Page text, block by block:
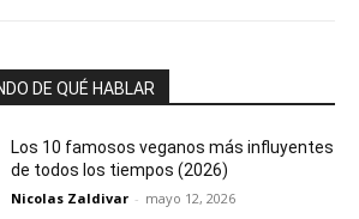
DE QUÉ HABLAR
Los 10 famosos veganos más influyentes
de todos los tiempos (2026)
Nicolas Zaldivar - mayo 12, 2026